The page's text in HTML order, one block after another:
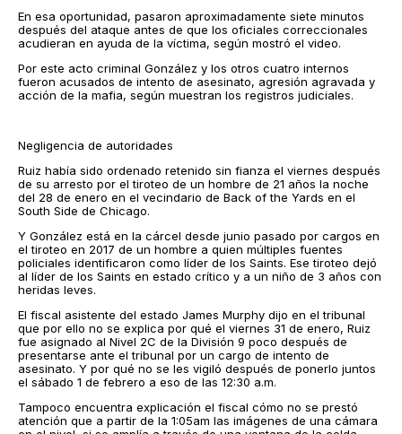
En esa oportunidad, pasaron aproximadamente siete minutos
después del ataque antes de que los oficiales correccionales
acudieran en ayuda de la víctima, según mostró el video.
Por este acto criminal González y los otros cuatro internos
fueron acusados ​​de intento de asesinato, agresión agravada y
acción de la mafia, según muestran los registros judiciales.
Negligencia de autoridades
Ruiz había sido ordenado retenido sin fianza el viernes después
de su arresto por el tiroteo de un hombre de 21 años la noche
del 28 de enero en el vecindario de Back of the Yards en el
South Side de Chicago.
Y González está en la cárcel desde junio pasado por cargos en
el tiroteo en 2017 de un hombre a quien múltiples fuentes
policiales identificaron como líder de los Saints. Ese tiroteo dejó
al líder de los Saints en estado crítico y a un niño de 3 años con
heridas leves.
El fiscal asistente del estado James Murphy dijo en el tribunal
que por ello no se explica por qué el viernes 31 de enero, Ruiz
fue asignado al Nivel 2C de la División 9 poco después de
presentarse ante el tribunal por un cargo de intento de
asesinato. Y por qué no se les vigiló después de ponerlo juntos
el sábado 1 de febrero a eso de las 12:30 a.m.
Tampoco encuentra explicación el fiscal cómo no se prestó
atención que a partir de la 1:05am las imágenes de una cámara